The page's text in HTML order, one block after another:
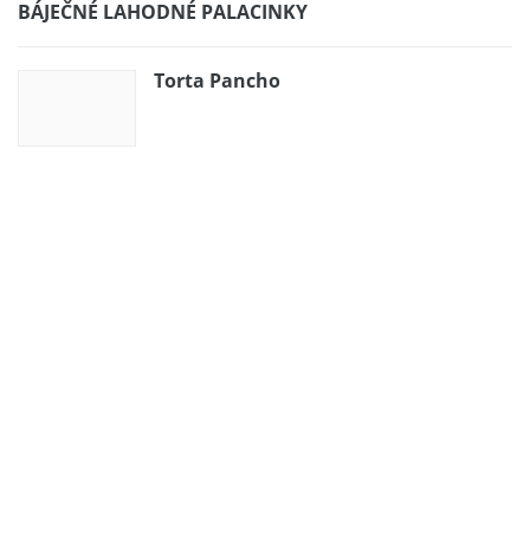
BÁJEČNÉ LAHODNÉ PALACINKY
Torta Pancho